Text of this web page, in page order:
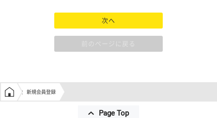
次へ
前のページに戻る
学生の窓口トップ
新規会員登録
Page Top